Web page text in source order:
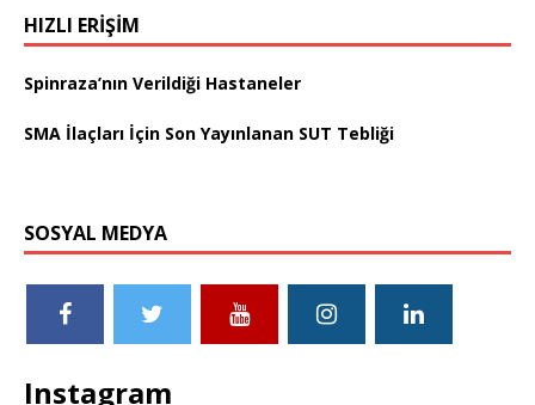
HIZLI ERIŞIM
Spinraza’nın Verildiği Hastaneler
SMA İlaçları İçin Son Yayınlanan SUT Tebliği
SOSYAL MEDYA
Instagram